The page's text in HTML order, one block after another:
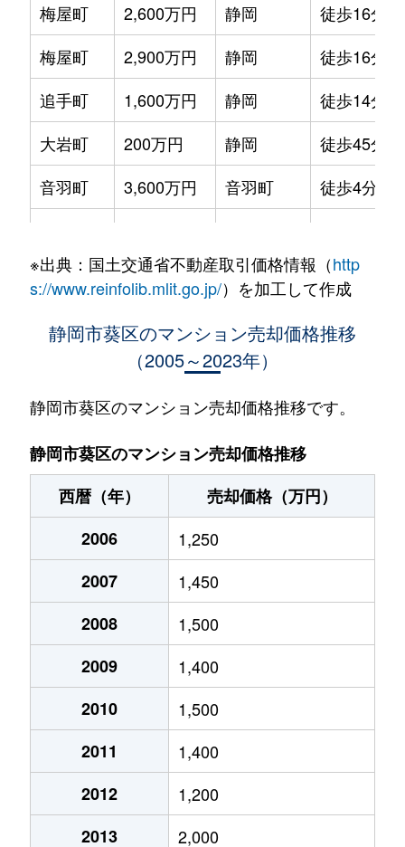
梅屋町
2,600万円 静岡
徒歩16分
梅屋町
2,900万円 静岡
徒歩16分
追手町
1,600万円 静岡
徒歩14分
大岩町
200万円 静岡
徒歩45分
音羽町
3,600万円 音羽町
徒歩4分
春日
1,700万円 春日町
徒歩3分
1,600万円 春日町
上足洗
1,700万円 静岡
徒歩45分
唐瀬
2,400万円 静岡
唐瀬
1,400万円 静岡
徒歩1時間
450万円
1,500万円
川辺町
710万円
川辺町
920万円
川辺町
700万円
北安東
2,100万円
2,100万円
呉服町
5,600万円
※出典：国土交通省不動産取引価格情報（http
s://www.reinfolib.mlit.go.jp/）を加工して作成
静岡市葵区のマンション売却価格推移
（2005～2023年）
静岡市葵区のマンション売却価格推移です。
静岡市葵区のマンション売却価格推移
西暦（年）
売却価格（万円）
2006
1,250
2007
1,450
2008
1,500
2009
1,400
2010
1,500
2011
1,400
2012
1,200
2013
2,000